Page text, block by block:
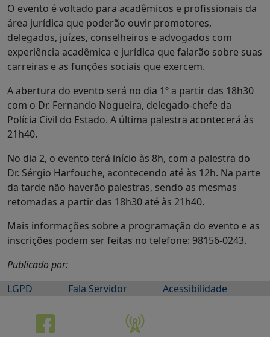
O evento é voltado para acadêmicos e profissionais da
área jurídica que poderão ouvir promotores,
delegados, juízes, conselheiros e advogados com
experiência acadêmica e jurídica que falarão sobre suas
carreiras e as funções sociais que exercem.
A abertura do evento será no dia 1º a partir das 18h30
com o Dr. Fernando Nogueira, delegado-chefe da
Polícia Civil do Estado. A última palestra acontecerá às
21h40.
No dia 2, o evento terá início às 8h, com a palestra do
Dr. Sérgio Harfouche, acontecendo até às 12h. Na parte
da tarde não haverão palestras, sendo as mesmas
retomadas a partir das 18h30 até às 21h40.
Mais informações sobre a programação do evento e as
inscrições podem ser feitas no telefone: 98156-0243.
Publicado por:
LGPD
Fala Servidor Acessibilidade